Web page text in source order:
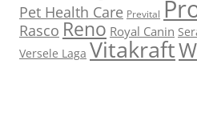
Pet Health Care Prevital
Rasco Reno Royal Canin
Versele Laga Vitakraft